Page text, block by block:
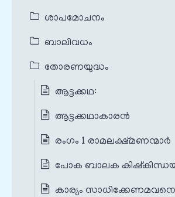
ശാപമോചനം
ബാലിവധം
തോരണയുദ്ധം
ആട്ടക്കഥ:
ആട്ടക്കഥാകാരൻ
രംഗം 1 രാമലക്ഷ്മണന്മാർ
പോക ബാലക
കാര്യം